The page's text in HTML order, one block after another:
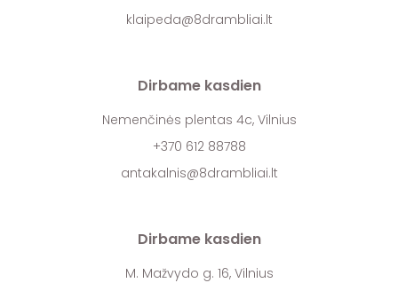
klaipeda@8drambliai.lt
Dirbame kasdien
Nemenčinės plentas 4c, Vilnius
+370 612 88788
antakalnis@8drambliai.lt
Dirbame kasdien
M. Mažvydo g. 16, Vilnius